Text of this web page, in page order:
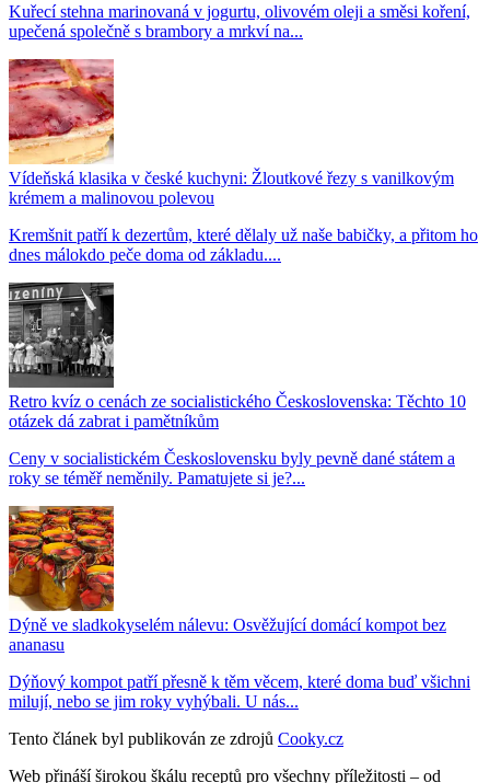
Kuřecí stehna marinovaná v jogurtu, olivovém oleji a směsi koření,
upečená společně s brambory a mrkví na...
Vídeňská klasika v české kuchyni: Žloutkové řezy s vanilkovým
krémem a malinovou polevou
Kremšnit patří k dezertům, které dělaly už naše babičky, a přitom ho
dnes málokdo peče doma od základu....
Retro kvíz o cenách ze socialistického Československa: Těchto 10
otázek dá zabrat i pamětníkům
Ceny v socialistickém Československu byly pevně dané státem a
roky se téměř neměnily. Pamatujete si je?...
Dýně ve sladkokyselém nálevu: Osvěžující domácí kompot bez
ananasu
Dýňový kompot patří přesně k těm věcem, které doma buď všichni
milují, nebo se jim roky vyhýbali. U nás...
Tento článek byl publikován ze zdrojů Cooky.cz
Web přináší širokou škálu receptů pro všechny příležitosti – od